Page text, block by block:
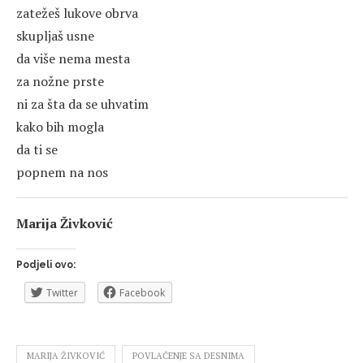
zatežeš lukove obrva
skupljaš usne
da više nema mesta
za nožne prste
ni za šta da se uhvatim
kako bih mogla
da ti se
popnem na nos
Marija Živković
Podjeli ovo:
Twitter Facebook
MARIJA ŽIVKOVIĆ POVLAČENJE SA DESNIMA